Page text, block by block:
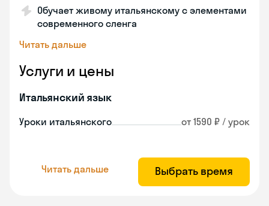
Обучает живому итальянскому с элементами
современного сленга
Читать дальше
Услуги и цены
Итальянский язык
Уроки итальянского от 1590 ₽ / урок
Читать дальше Выбрать время